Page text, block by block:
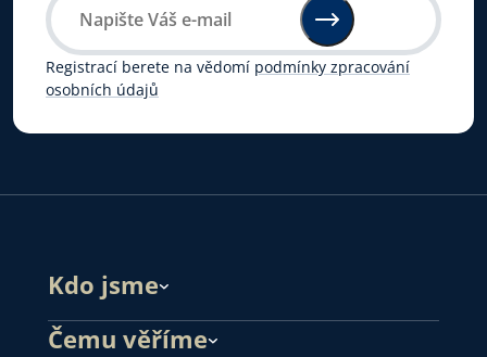
Registrací berete na vědomí podmínky zpracování
osobních údajů
Kdo jsme
Čemu věříme